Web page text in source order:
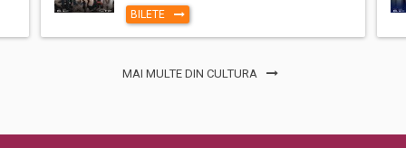
BILETE
MAI MULTE DIN CULTURA